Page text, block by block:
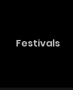
Festivals